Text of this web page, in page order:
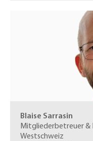
Blaise Sarrasin
Mitgliederbetreuer &
Westschweiz